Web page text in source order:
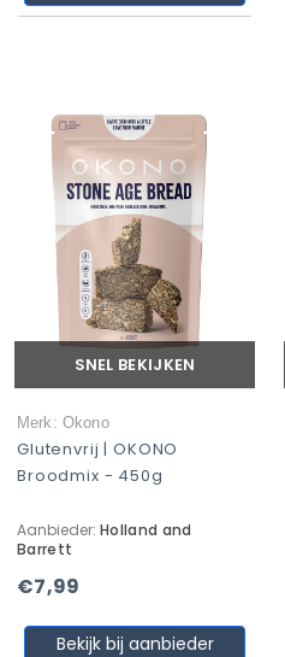
SNEL BEKIJKEN
Merk: Okono
Glutenvrij | OKONO
Broodmix - 450g
Aanbieder: Holland and
Barrett
€7,99
Bekijk bij aanbieder